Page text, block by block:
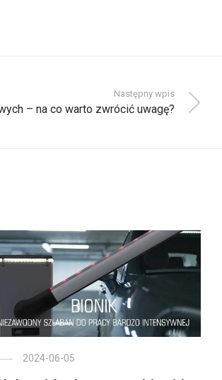
Następny wpis
– na co warto zwrócić uwagę?
2024-06-05